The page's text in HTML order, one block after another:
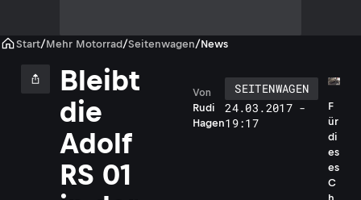
Start/Mehr Motorrad/Seitenwagen/News
Bleibt
die
Adolf
RS 01
Rudi
Hagen
Von
SEITENWAGEN
24.03.2017 -
19:17
F
ür
di
es
es
C